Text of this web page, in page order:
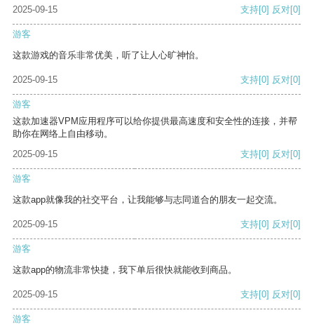
2025-09-15 支持[0] 反对[0]
游客
这款游戏的音乐非常优美，听了让人心旷神怡。
2025-09-15 支持[0] 反对[0]
游客
这款加速器VPM应用程序可以给你提供最高速度和安全性的连接，并帮
助你在网络上自由移动。
2025-09-15
支持[0] 反对[0]
游客
这款app就像我的社交平台，让我能够与志同道合的朋友一起交流。
2025-09-15 支持[0] 反对[0]
游客
这款app的物流非常快捷，我下单后很快就能收到商品。
2025-09-15 支持[0] 反对[0]
游客